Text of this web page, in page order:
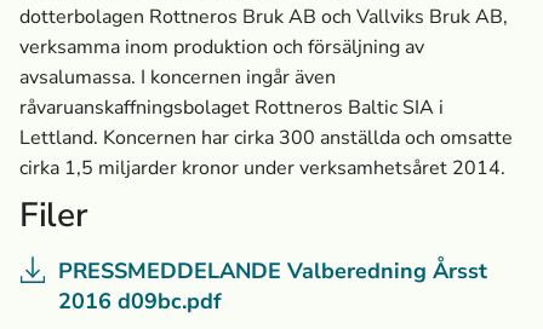
dotterbolagen Rottneros Bruk AB och Vallviks Bruk AB,
verksamma inom produktion och försäljning av
avsalumassa­. I koncernen ingår även
råvaruanskaffningsbolaget Rottneros Baltic SIA i
Lettland. Koncernen har cirka 300 anställda och omsatte
cirka 1,5 miljarder kronor under verksamhetsåret 2014.
Filer
PRESSMEDDELANDE Valberedning Årsst
2016 d09bc.pdf